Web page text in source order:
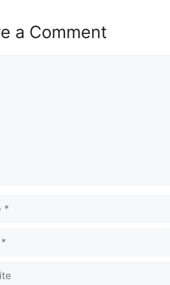
at
s
ail er
e
e
gr
a Comment